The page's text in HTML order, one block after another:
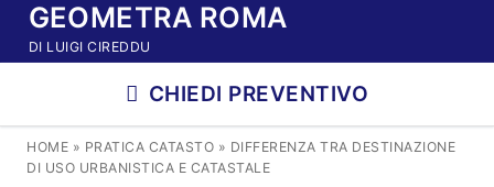
GEOMETRA ROMA
DI LUIGI CIREDDU
CHIEDI PREVENTIVO
HOME » PRATICA CATASTO » DIFFERENZA TRA DESTINAZIONE
DI USO URBANISTICA E CATASTALE